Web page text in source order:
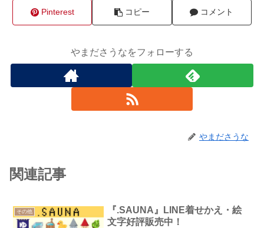
Pinterest コピー コメント
やまださうなをフォローする
やまださうな
関連記事
その他
『.SAUNA』LINE着せかえ・絵
文字好評販売中！